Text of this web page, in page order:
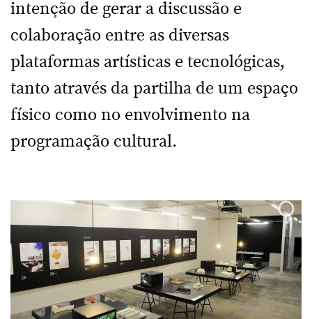
intenção de gerar a discussão e
colaboração entre as diversas
plataformas artísticas e tecnológicas,
tanto através da partilha de um espaço
físico como no envolvimento na
programação cultural.